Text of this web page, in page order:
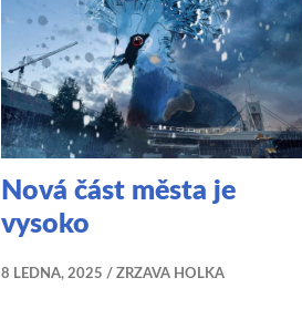
Nová část města je
vysoko
8 LEDNA, 2025 ZRZAVA HOLKA